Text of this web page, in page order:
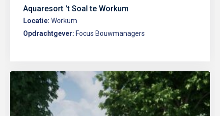
Aquaresort 't Soal te Workum
Locatie: Workum
Opdrachtgever: Focus Bouwmanagers